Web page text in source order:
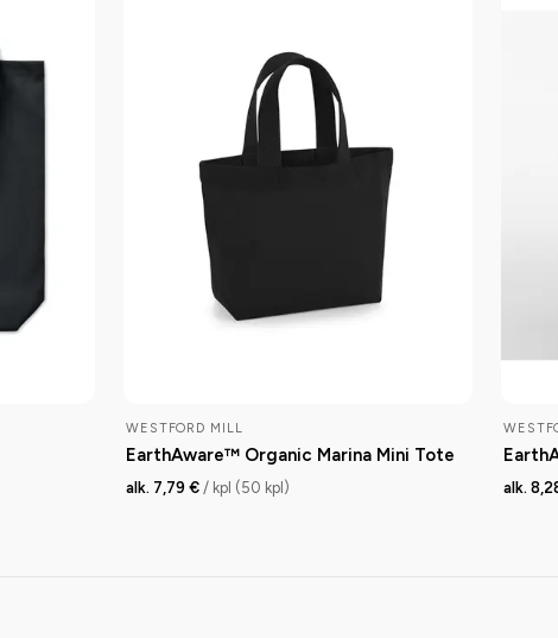
WESTFORD MILL
EarthAware™ Organic Marina Mini Tote
alk. 7,79 € / kpl (50 kpl) alk.